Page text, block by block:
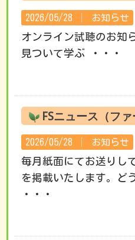
2026/05/28 │ お知らせ
オンライン試聴のお
見ついて学ぶ ・・・
2026/05/28 │ お知らせ
毎月紙面にてお送りし
を掲載いたします。ど
・・・